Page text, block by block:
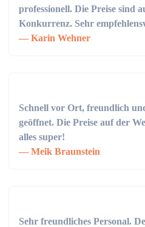
professionell. Die Preise sind
Konkurrenz. Sehr
Karin Wehner
Schnell vor Ort, freundlich
geöffnet. Die Preise auf der
alles super!
Meik Braunstein
Sehr freundliches Personal.